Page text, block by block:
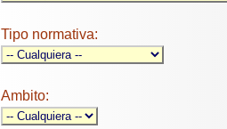
Tipo normativa:
Ambito: